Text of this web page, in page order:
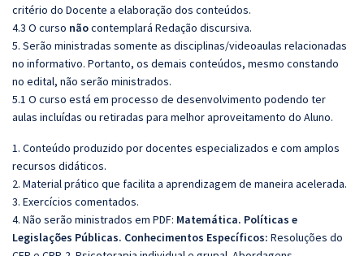
critério do Docente a elaboração dos conteúdos.
4.3 O curso nãocontemplará Redação discursiva.
5. Serão ministradas somente as disciplinas/videoaulas relacionadas
no informativo. Portanto, os demais conteúdos, mesmo constando
no edital, não serão ministrados.
5.1 O curso está em processo de desenvolvimento podendo ter
aulas incluídas ou retiradas para melhor aproveitamento do Aluno.
1. Conteúdo produzido por docentes especializados e com amplos
recursos didáticos.
2. Material prático que facilita a aprendizagem de maneira acelerada.
3. Exercícios comentados.
4. Não serão ministrados em PDF: Matemática. Políticas e
Legislações Públicas. Conhecimentos Específicos: Resoluções do